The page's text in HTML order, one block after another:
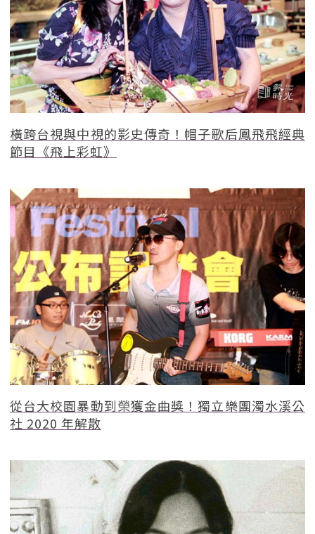
橫跨台視與中視的影史傳奇！帽子歌后鳳飛飛經典
節目《飛上彩虹》
從台大校園暴動到榮獲金曲獎！獨立樂團濁水溪公
社 2020 年解散